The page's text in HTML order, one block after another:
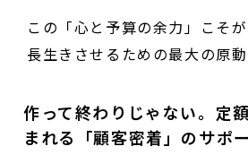
この「心と予算の余力」こそ
長生きさせるための最大の原動
作って終わりじゃない。定
まれる「顧客密着」のサポ